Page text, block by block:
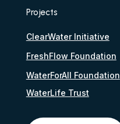
Projects
ClearWater Initiative
FreshFlow Foundation
WaterForAll Foundation
WaterLife Trust